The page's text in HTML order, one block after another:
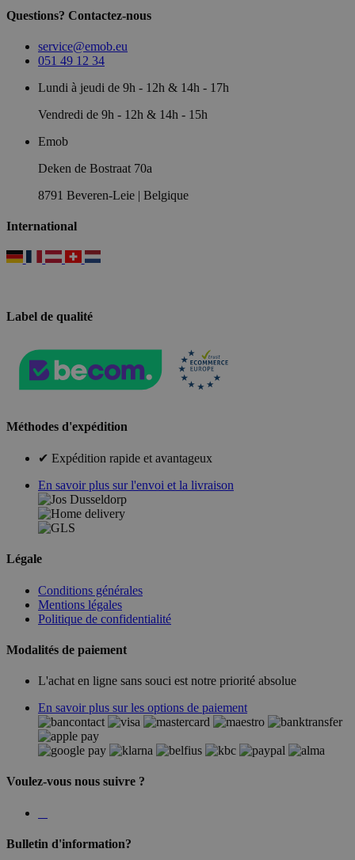
Questions? Contactez-nous
service@emob.eu
051 49 12 34
Lundi à jeudi de 9h - 12h & 14h - 17h
Vendredi de 9h - 12h & 14h - 15h
Emob
Deken de Bostraat 70a
8791 Beveren-Leie | Belgique
International
Label de qualité
Méthodes d'expédition
✔ Expédition rapide et avantageux
En savoir plus sur l'envoi et la livraison
Légale
Conditions générales
Mentions légales
Politique de confidentialité
Modalités de paiement
L'achat en ligne sans souci est notre priorité absolue
En savoir plus sur les options de paiement
Voulez-vous nous suivre ?
Bulletin d'information?